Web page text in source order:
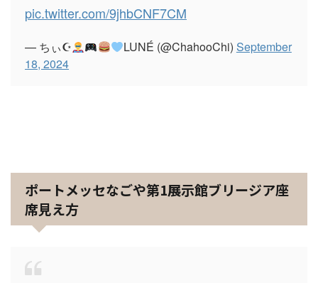
pic.twitter.com/9jhbCNF7CM
— ちぃ☪ LUNÉ (@ChahooChi) September
18, 2024
ポートメッセなごや第1展示館ブリージア座
席見え方